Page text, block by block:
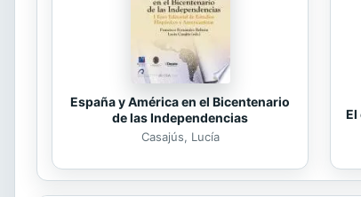
España y América en el Bicentenario
de las Independencias
Casajús, Lucía
El